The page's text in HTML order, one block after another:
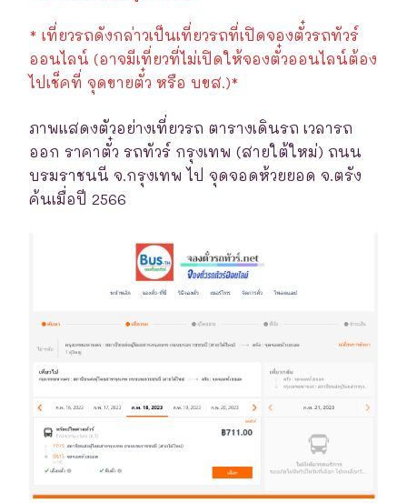
* เที่ยวรถดังกล่าวเป็นเที่ยวรถที่เปิดจองตั๋วรถทัวร์
ออนไลน์ (อาจมีเที่ยวที่ไม่เปิดให้จองตั๋วออนไลน์ต้อง
ไปเช็คที่ จุดขายตั๋ว หรือ บขส.)*
ภาพแสดงตัวอย่างเที่ยวรถ ตารางเดินรถ เวลารถ
ออก ราคาตั๋ว รถทัวร์ กรุงเทพ (สายใต้ใหม่) ถนน
บรมราชนนี จ.กรุงเทพ ไป จุดจอดห้วยยอด จ.ตรัง
ค้นเมื่อปี 2566